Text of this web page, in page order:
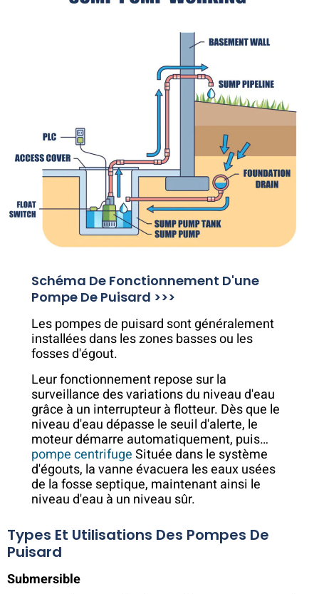
Schéma De Fonctionnement D'une
Pompe De Puisard >>>
Les pompes de puisard sont généralement
installées dans les zones basses ou les
fosses d'égout.
Leur fonctionnement repose sur la
surveillance des variations du niveau d'eau
grâce à un interrupteur à flotteur. Dès que le
niveau d'eau dépasse le seuil d'alerte, le
moteur démarre automatiquement, puis…
pompe centrifugeSituée dans le système
d'égouts, la vanne évacuera les eaux usées
de la fosse septique, maintenant ainsi le
niveau d'eau à un niveau sûr.
Types Et Utilisations Des Pompes De
Puisard
Submersible